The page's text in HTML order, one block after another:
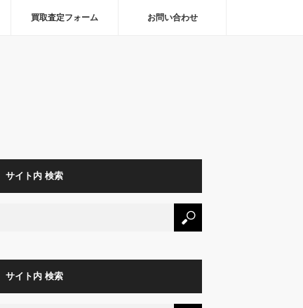
買取査定フォーム お問い合わせ
サイト内 検索
サイト内 検索